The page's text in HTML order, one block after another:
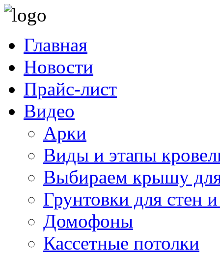
Главная
Новости
Прайс-лист
Видео
Арки
Виды и этапы
Выбираем крышу
Грунтовки для стен
Домофоны
Кассетные потолки